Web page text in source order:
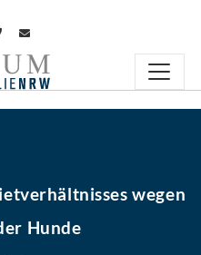
wegen
Hunde